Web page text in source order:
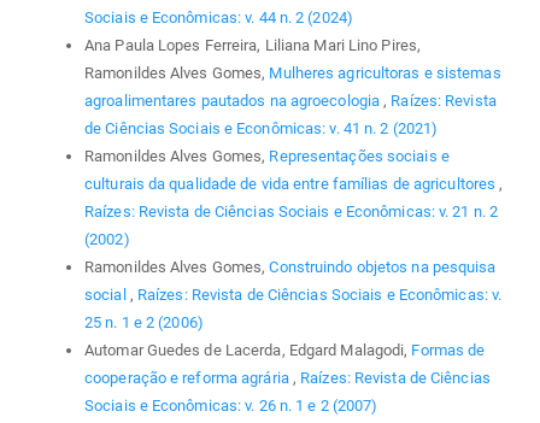
Sociais e Econômicas: v. 44 n. 2 (2024)
Ana Paula Lopes Ferreira, Liliana Mari Lino Pires,
Ramonildes Alves Gomes, Mulheres agricultoras e sistemas
agroalimentares pautados na agroecologia , Raízes: Revista
de Ciências Sociais e Econômicas: v. 41 n. 2 (2021)
Ramonildes Alves Gomes, Representações sociais e
culturais da qualidade de vida entre famílias de agricultores ,
Raízes: Revista de Ciências Sociais e Econômicas: v. 21 n. 2
(2002)
Ramonildes Alves Gomes,Construindo objetos na pesquisa
social , Raízes: Revista de Ciências Sociais e Econômicas: v.
25 n. 1 e 2 (2006)
Automar Guedes de Lacerda, Edgard Malagodi, Formas de
cooperação e reforma agrária , Raízes: Revista de Ciências
Sociais e Econômicas: v. 26 n. 1 e 2 (2007)